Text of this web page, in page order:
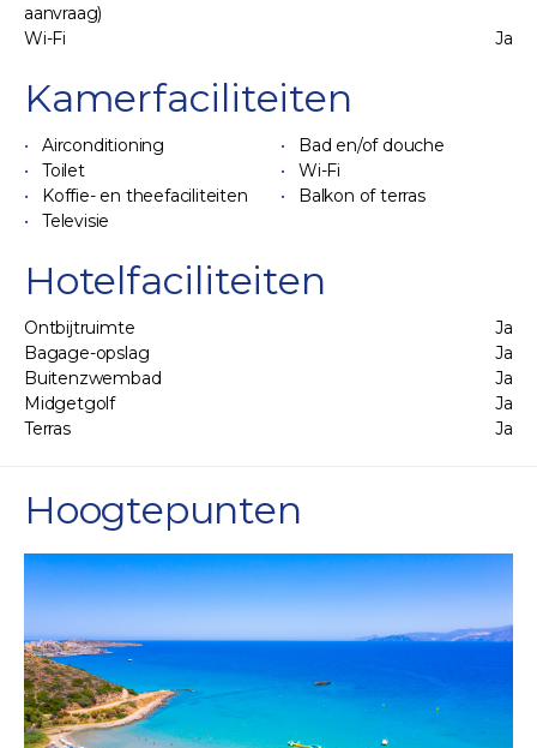
aanvraag)
Wi-Fi Ja
Kamerfaciliteiten
Airconditioning
Bad en/of douche
Toilet
Wi-Fi
Koffie- en theefaciliteiten
Balkon of terras
Televisie
Hotelfaciliteiten
Ontbijtruimte
Ja
Bagage-opslag
Ja
Buitenzwembad
Ja
Midgetgolf
Ja
Terras
Ja
Hoogtepunten